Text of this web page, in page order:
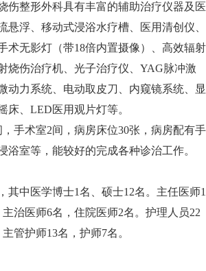
伤整形外科具有丰富的辅助治疗仪器及医
悬浮、移动式浸浴水疗槽、医用清创仪、
术无影灯（带18倍内置摄像）、高效辐射
烧伤治疗机、光子治疗仪、YAG脉冲激
动力系统、电动取皮刀、内窥镜系统、显
床、LED医用观片灯等。
手术室2间，病房床位30张，病房配有手
浴室等，能较好的完成各种诊治工作。
其中医学博士1名、硕士12名。主任医师1
治医师6名，住院医师2名。护理人员22
管护师13名，护师7名。